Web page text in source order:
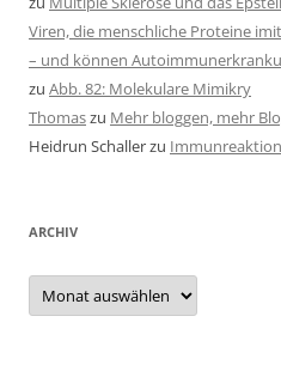
Viren, die menschliche Proteine
– und können
zu Abb. 82: Molekulare Mimikry
Thomaszu Mehr bloggen, mehr
Heidrun Schallerzu
ARCHIV
Archiv